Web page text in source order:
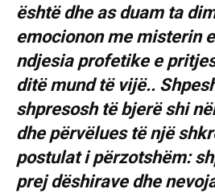
është dhe as duam ta
emocionon me misterin
ndjesia profetike e
ditë mund të vijë..
shpresosh të bjerë shi
dhe përvëlues të një
postulat i përzotshëm:
prej dëshirave dhe